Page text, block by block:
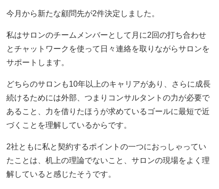
今月から新たな顧問先が2件決定しました。
私はサロンのチームメンバーとして月に2回の打ち合わせ
とチャットワークを使って日々連絡を取りながらサロンを
サポートします。
どちらのサロンも10年以上のキャリアがあり、さらに成長
続けるためには外部、つまりコンサルタントの力が必要で
あること、力を借りたほうが求めているゴールに最短で近
づくことを理解しているからです。
2社ともに私と契約するポイントの一つにおっしゃってい
たことは、机上の理論でないこと、サロンの現場をよく理
解していると感じたそうです。